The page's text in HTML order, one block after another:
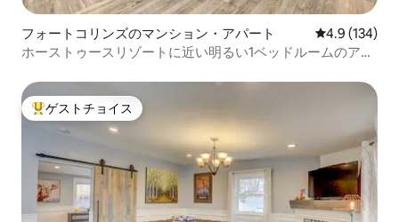
フォートコリンズのマンション・アパート レビュー134
4.9 (134)
ホーストゥースリゾートに近い明るい1ベッドルームのアパ
大好評のゲストチョイスです。
ゲストチョイス